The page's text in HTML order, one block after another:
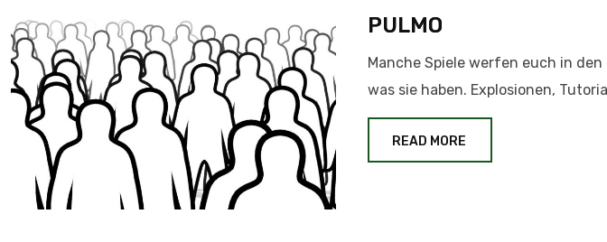
PULMO
Manche Spiele werfen euch in
was sie haben. Explosionen,
READ MORE